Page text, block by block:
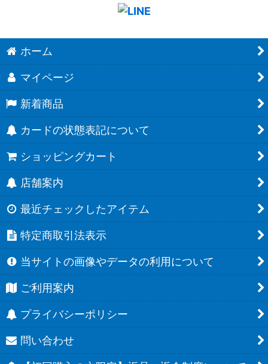
ホーム
マイページ
新着商品
カードの状態表記について
ショッピングカート
店舗案内
最近チェックしたアイテム
特定商取引法表示
当サイトの画像やデータの利用について
ご利用案内
プライバシーポリシー
問い合わせ